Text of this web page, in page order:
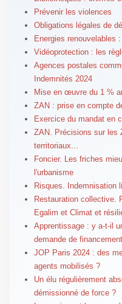
Prévenir les violences
Obligations légales de
Energies renouvelables
Vidéoprotection : les
Agences postales
Indemnités 2024
Mise en œuvre du 1 %
ZAN : prise en compte
Exercice du mandat en
ZAN. Précisions sur les
territoriaux...
Foncier. Les friches
l'urbanisme
Risques. Indemnisation
Restauration collective.
Egalim et Climat et
Apprentissage : y a-t-il
demande de
JOP Paris 2024 : des
agents mobilisés ?
Un élu régulièrement
démissionné de force ?